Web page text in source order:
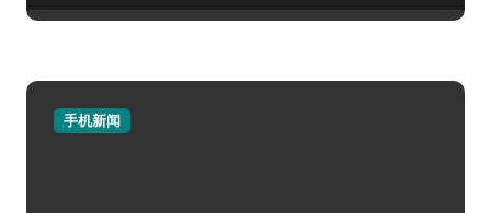
手机新闻